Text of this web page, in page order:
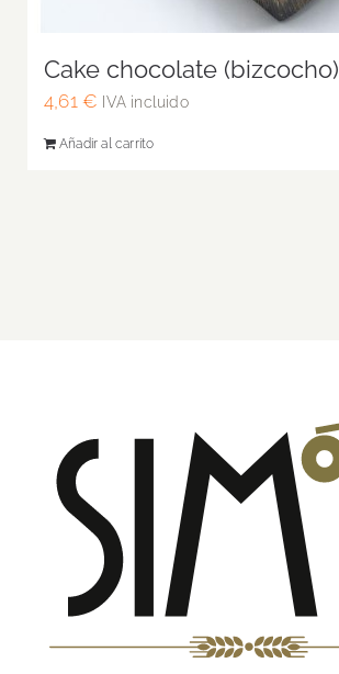
Cake chocolate (bizcocho)
4,61 € IVA incluido
Añadir al carrito